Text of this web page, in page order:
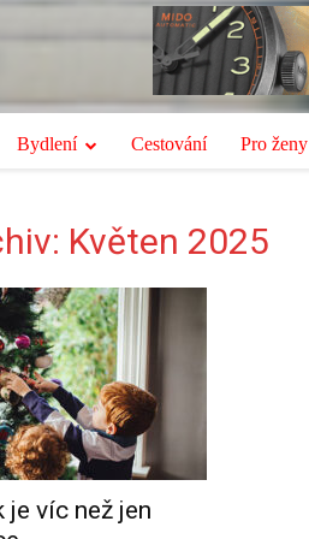
Bydlení Cestování Pro ženy
Květen 2025
víc než jen